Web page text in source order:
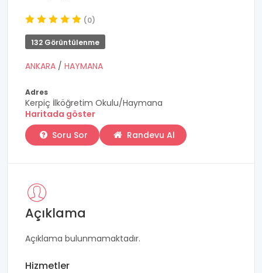
(0)
132 Görüntülenme
ANKARA / HAYMANA
Adres
Kerpiç İlköğretim Okulu/Haymana
Haritada göster
Soru Sor
Randevu Al
Açıklama
Açıklama bulunmamaktadır.
Hizmetler